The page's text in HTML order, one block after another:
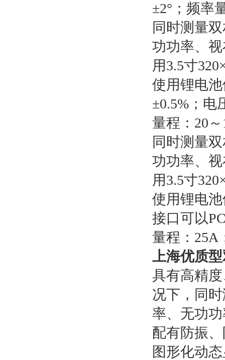
±2°；频率
同时测量
功功率、
用3.5寸
使用锂电
±0.5%；电
量程：20
同时测量
功功率、
用3.5寸
使用锂电
接口可以
量程：25A
上海优质
具有高精
况下，同
率、无功
配有防振
图形化动